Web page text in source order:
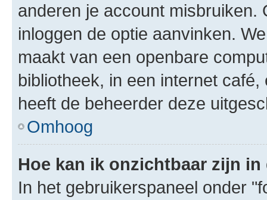
anderen je account misbruiken.
inloggen de optie aanvinken.
maakt van een openbare
bibliotheek, in een internet
heeft de beheerder deze
Omhoog
Hoe kan ik onzichtbaar zijn
In het gebruikerspaneel onder